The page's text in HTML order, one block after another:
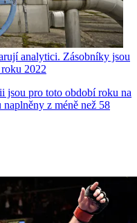
analytici. Zásobníky jsou
2022
jsou pro toto období roku na
z méně než 58